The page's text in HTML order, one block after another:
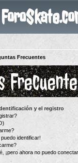
Frecuentes
y el registro
identificar!
¡pero ahora no puedo